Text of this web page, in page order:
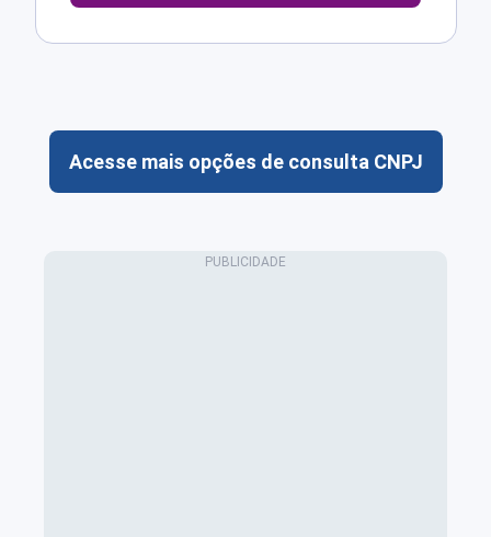
Acesse mais opções de consulta CNPJ